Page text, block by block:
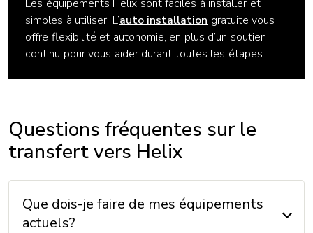
Les équipements Helix sont faciles à installer et
simples à utiliser. L’auto installation gratuite vous
offre flexibilité et autonomie, en plus d’un soutien
continu pour vous aider durant toutes les étapes.
Questions fréquentes sur le
transfert vers Helix
Que dois-je faire de mes équipements
actuels?